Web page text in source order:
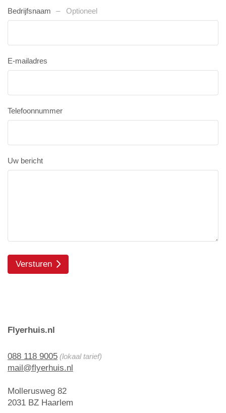
Flyerhuis.nl
088 118 9005 (lokaal tarief)
mail@flyerhuis.nl
Mollerusweg 82
2031 BZ Haarlem
Bedrijfsnaam Optioneel
E-mailadres
Telefoonnummer
Uw bericht
Versturen